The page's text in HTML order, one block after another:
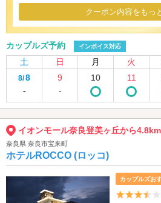
クーポン内容をもっ
カップルズ予約 インボイス対応
土 日 月 火
8/8
-
9
-
10 11
イオンモール奈良登美ヶ丘から4.8km
奈良県 奈良市宝来町
ホテルROCCO (ロッコ)
カップルズお